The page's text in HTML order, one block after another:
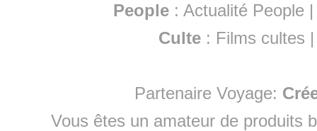
People :Actualité People
Culte : Films cultes
Partenaire Voyage:
Vous êtes un amateur de produits